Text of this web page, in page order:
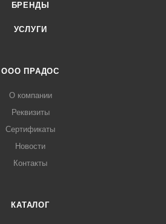
БРЕНДЫ
УСЛУГИ
ООО ПРАДОС
О компании
Реквизиты
Сертификаты
Новости
Контакты
КАТАЛОГ